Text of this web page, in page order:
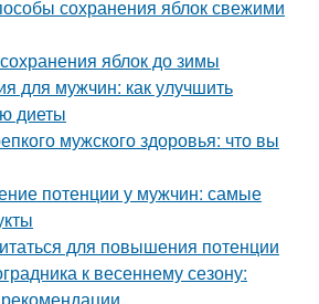
сохранения яблок свежими
яблок до зимы
для мужчин: как улучшить
диеты
мужского здоровья: что вы
потенции у мужчин: самые
для повышения потенции
к весеннему сезону: